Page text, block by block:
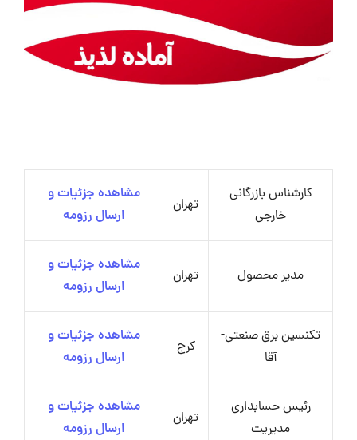
کارشناس بازرگانی
خارجی
تهران
مشاهده جزئیات و
ارسال رزومه
مدیر محصول تهران
مشاهده جزئیات و
ارسال رزومه
تکنسین برق صنعتی-
آقا
کرج
مشاهده جزئیات و
ارسال رزومه
رئیس حسابداری
مدیریت
تهران
مشاهده جزئیات و
ارسال رزومه